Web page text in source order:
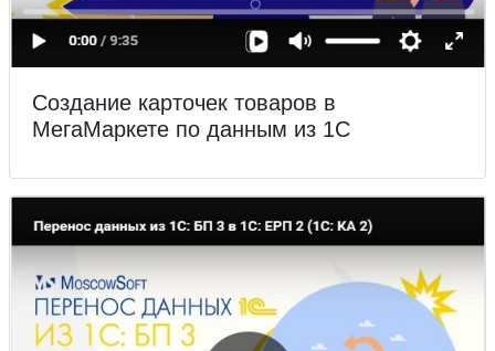
Создание карточек товаров в
МегаМаркете по данным из 1С